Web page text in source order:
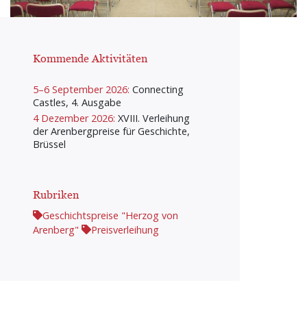
Kommende Aktivitäten
5–6 September 2026: Connecting
Castles, 4. Ausgabe
4 Dezember 2026: XVIII. Verleihung
der Arenbergpreise für Geschichte,
Brüssel
Rubriken
Geschichtspreise "Herzog von
Arenberg"
Preisverleihung